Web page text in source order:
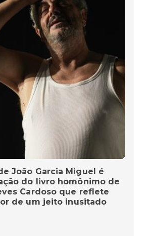
João Garcia Miguel é
do livro homônimo de
Cardoso que reflete
de um jeito inusitado